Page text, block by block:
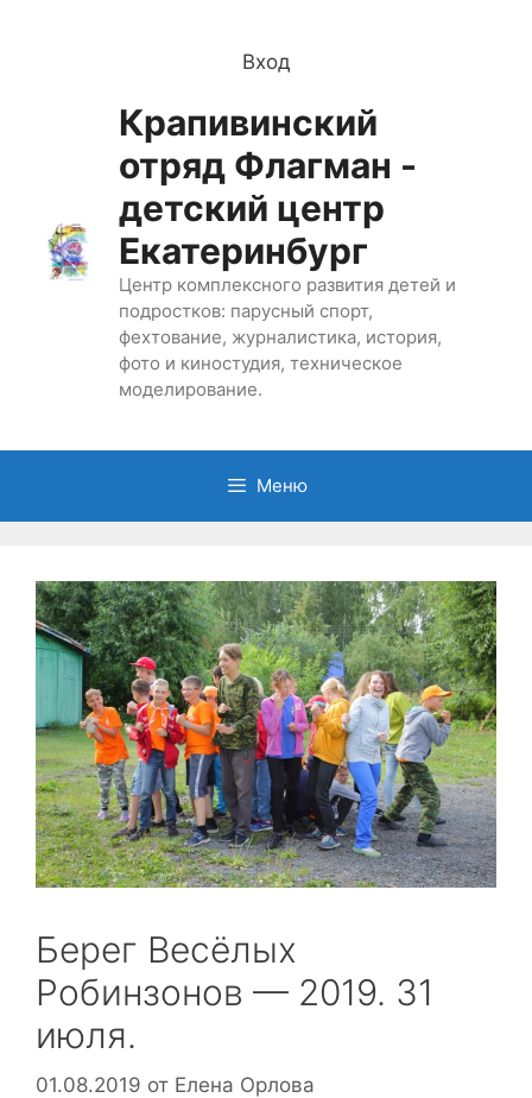
Вход
Крапивинский
отряд Флагман -
детский центр
Екатеринбург
Центр комплексного развития детей и
подростков: парусный спорт,
фехтование, журналистика, история,
фото и киностудия, техническое
моделирование.
Меню
Берег Весёлых
Робинзонов — 2019. 31
июля.
01.08.2019 от Елена Орлова